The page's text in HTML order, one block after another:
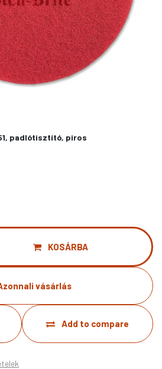
51, padlótisztító, piros
KOSÁRBA
vásárlás
Add to compare